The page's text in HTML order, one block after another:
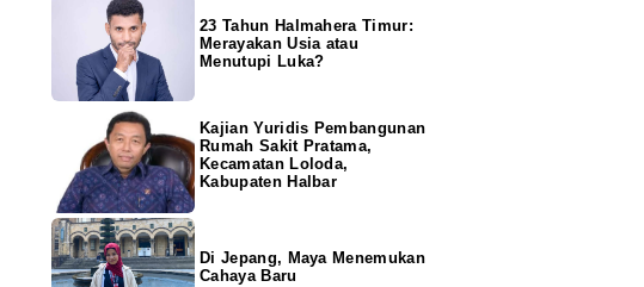
23 Tahun Halmahera Timur:
Merayakan Usia atau
Menutupi Luka?
Kajian Yuridis Pembangunan
Rumah Sakit Pratama,
Kecamatan Loloda,
Kabupaten Halbar
Di Jepang, Maya Menemukan
Cahaya Baru